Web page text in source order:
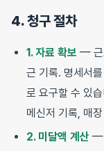
4. 청구 절차
1. 자료 확보 — 근
근 기록. 명세서
로 요구할 수 있
메신저 기록, 매
2. 미달액 계산 —